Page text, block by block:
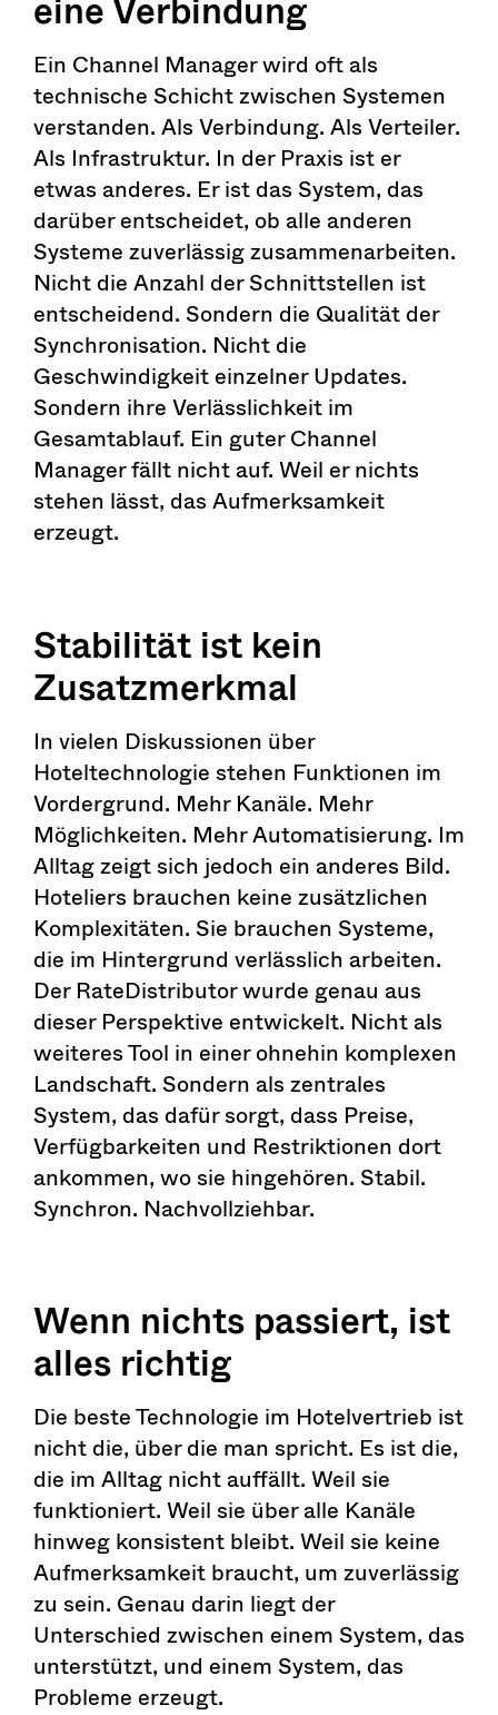
Ein Channel Manager wird oft als
technische Schicht zwischen Systemen
verstanden. Als Verbindung. Als Verteiler.
Als Infrastruktur. In der Praxis ist er
etwas anderes. Er ist das System, das
darüber entscheidet, ob alle anderen
Systeme zuverlässig zusammenarbeiten.
Nicht die Anzahl der Schnittstellen ist
entscheidend. Sondern die Qualität der
Synchronisation. Nicht die
Geschwindigkeit einzelner Updates.
Sondern ihre Verlässlichkeit im
Gesamtablauf. Ein guter Channel
Manager fällt nicht auf. Weil er nichts
stehen lässt, das Aufmerksamkeit
erzeugt.
Stabilität ist kein
Zusatzmerkmal
In vielen Diskussionen über
Hoteltechnologie stehen Funktionen im
Vordergrund. Mehr Kanäle. Mehr
Möglichkeiten. Mehr Automatisierung. Im
Alltag zeigt sich jedoch ein anderes Bild.
Hoteliers brauchen keine zusätzlichen
Komplexitäten. Sie brauchen Systeme,
die im Hintergrund verlässlich arbeiten.
Der RateDistributor wurde genau aus
dieser Perspektive entwickelt. Nicht als
weiteres Tool in einer ohnehin komplexen
Landschaft. Sondern als zentrales
System, das dafür sorgt, dass Preise,
Verfügbarkeiten und Restriktionen dort
ankommen, wo sie hingehören. Stabil.
Synchron. Nachvollziehbar.
Wenn nichts passiert, ist
alles richtig
Die beste Technologie im Hotelvertrieb ist
nicht die, über die man spricht. Es ist die,
die im Alltag nicht auffällt. Weil sie
funktioniert. Weil sie über alle Kanäle
hinweg konsistent bleibt. Weil sie keine
Aufmerksamkeit braucht, um zuverlässig
zu sein. Genau darin liegt der
Unterschied zwischen einem System, das
unterstützt, und einem System, das
Probleme erzeugt.